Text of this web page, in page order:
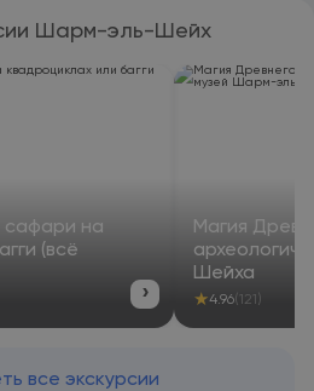
Шарм-эль-Шейх
сафари на
(всё
›
Магия
Шейха
★4.96(121)
все экскурсии